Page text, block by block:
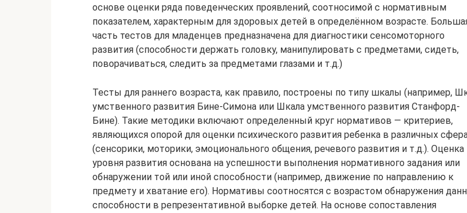
основе оценки ряда поведенческих проявлений, соотносимой с нормативным
показателем, характерным для здоровых детей в определённом возрасте.
часть тестов для младенцев предназначена для диагностики сенсомоторного
развития (способности держать головку, манипулировать с предметами, сидеть,
поворачиваться, следить за предметами глазами и т.д.)
Тесты для раннего возраста, как правило, построены по типу шкалы (например,
умственного развития Бине-Симона или Шкала умственного развития Станфорд-
Бине). Такие методики включают определенный круг нормативов — критериев,
являющихся опорой для оценки психического развития ребенка в различных
(сенсорики, моторики, эмоционального общения, речевого развития и т.д.). Оценка
уровня развития основана на успешности выполнения нормативного задания или
обнаружении той или иной способности (например, движение по направлению к
предмету и хватание его). Нормативы соотносятся с возрастом обнаружения
способности в репрезентативной выборке детей. На основе сопоставления